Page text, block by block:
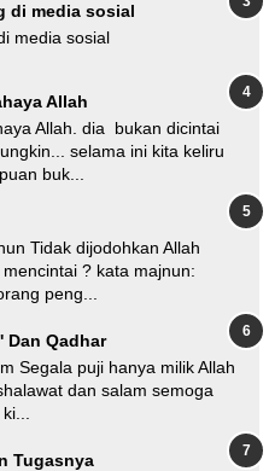
di media sosial
media sosial
Allah
Allah. dia bukan dicintai
selama ini kita keliru
buk...
Tidak dijodohkan Allah
? kata majnun:
peng...
Dan Qadhar
Segala puji hanya milik Allah
dan salam semoga
Tugasnya